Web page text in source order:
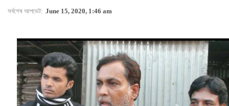
সর্বশেষ আপডেট: June 15, 2020, 1:46 am